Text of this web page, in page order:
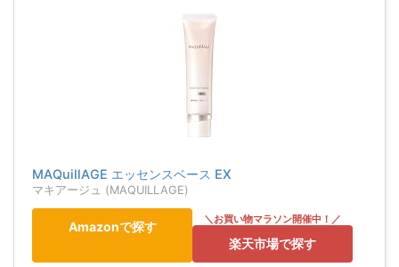
MAQuillAGE エッセンスベース EX
マキアージュ (MAQUILLAGE)
Amazonで探す
楽天市場で探す